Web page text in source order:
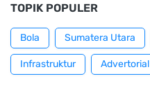
TOPIK POPULER
Bola Sumatera Utara
Infrastruktur Advertorial